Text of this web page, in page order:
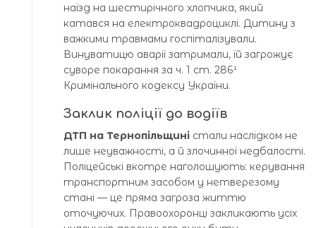
наїзд на шестирічного хлопчика, який
катався на електроквадроциклі. Дитину з
важкими травмами госпіталізували.
Винуватицю аварії затримали, їй загрожує
суворе покарання за ч. 1 ст. 286¹
Кримінального кодексу України.
Заклик поліції до водіїв
ДТП на Тернопільщині стали наслідком не
лише неуважності, а й злочинної недбалості.
Поліцейські вкотре наголошують: керування
транспортним засобом у нетверезому
стані — це пряма загроза життю
оточуючих. Правоохоронці закликають усіх